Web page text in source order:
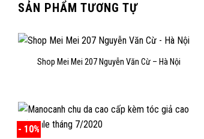
SẢN PHẨM TƯƠNG TỰ
Shop Mei Mei 207 Nguyễn Văn Cừ – Hà Nội
- 10%